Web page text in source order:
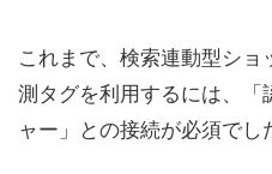
これまで、検索連動型シ
測タグを利用するには、
ャー」との接続が必須でし